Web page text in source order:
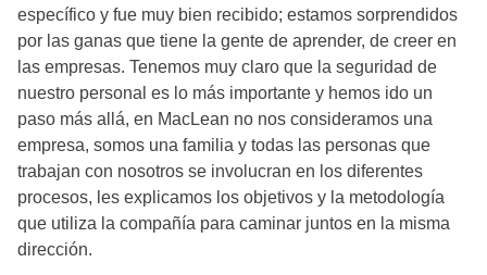
específico y fue muy bien recibido; estamos sorprendidos
por las ganas que tiene la gente de aprender, de creer en
las empresas. Tenemos muy claro que la seguridad de
nuestro personal es lo más importante y hemos ido un
paso más allá, en MacLean no nos consideramos una
empresa, somos una familia y todas las personas que
trabajan con nosotros se involucran en los diferentes
procesos, les explicamos los objetivos y la metodología
que utiliza la compañía para caminar juntos en la misma
dirección.